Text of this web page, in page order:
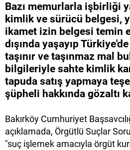
Bazı memurlarla işbirliği
kimlik ve sürücü belgesi,
ikamet izin belgesi temin
dışında yaşayıp
taşınır ve taşınmaz mal
bilgileriyle sahte kimlik
tapuda satış yapmaya
şüpheli hakkında gözaltı
Bakırköy Cumhuriyet
açıklamada, Örgütlü Suçlar
"suç işlemek amacıyla örgüt